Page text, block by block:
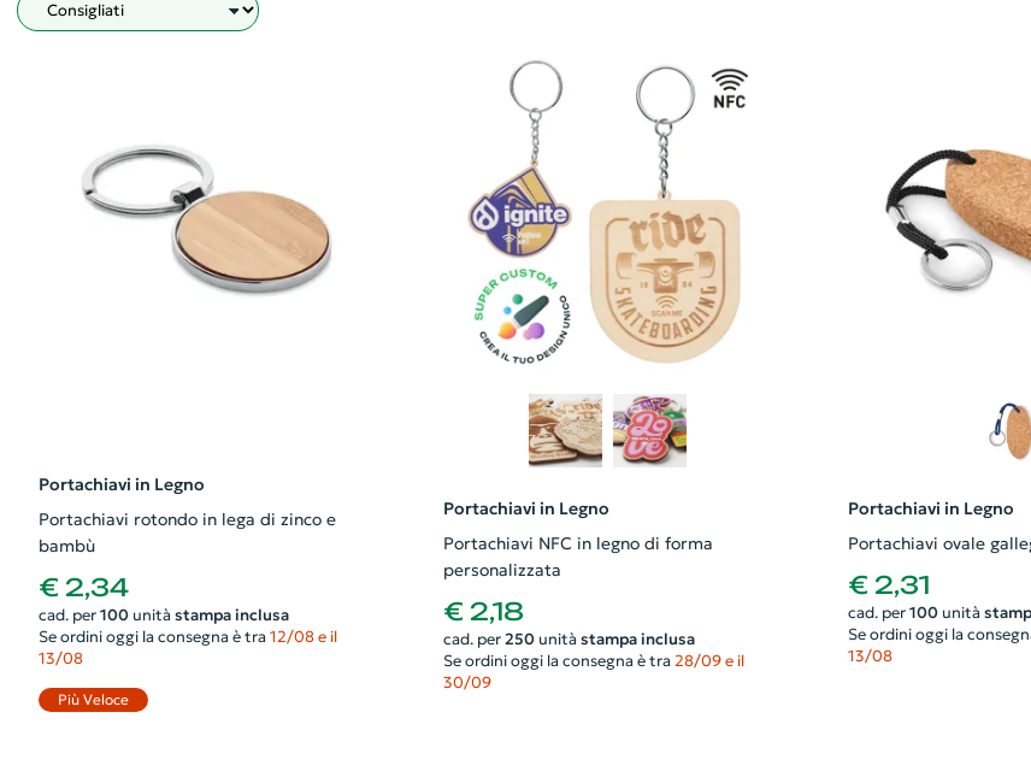
Filtro
Portachiavi in Legno
Portachiavi rotondo in lega di zinco e
bambù
€ 2,34
cad. per 100unità stampa inclusa
Se ordini oggi la consegna è tra 12/08 e il
13/08
Più Veloce
Portachiavi in Legno
Portachiavi NFC in legno di forma
personalizzata
€ 2,18
cad. per 250unità stampa inclusa
Se ordini oggi la consegna è tra 28/09 e il
30/09
Portachiavi in Legno
Portachiavi ovale
€ 2,31
cad. per 100unità
Se ordini oggi la
13/08